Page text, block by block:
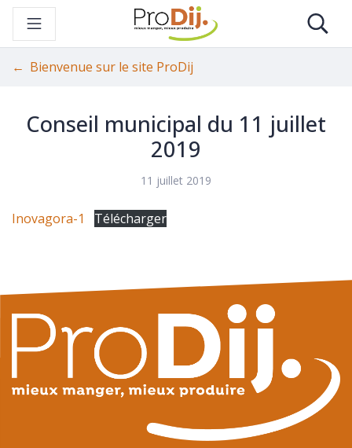
Gestion des traceurs
Aller
contenu
Bienvenue sur le site ProDij
Conseil municipal du 11 juillet
2019
11 juillet 2019
Inovagora-1 Télécharger